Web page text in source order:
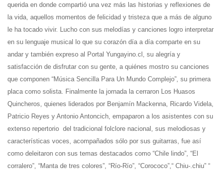
querida en donde compartió una vez más las historias y reflexiones de
la vida, aquellos momentos de felicidad y tristeza que a más de alguno
le ha tocado vivir. Lucho con sus melodías y canciones logro interpretar
en su lenguaje musical lo que su corazón día a día comparte en su
andar y también expreso al Portal Yungayino.cl, su alegría y
satisfacción de disfrutar con su gente, a quiénes mostro su canciones
que componen “Música Sencilla Para Un Mundo Complejo”, su primera
placa como solista. Finalmente la jornada la cerraron Los Huasos
Quincheros, quienes liderados por Benjamín Mackenna, Ricardo Videla,
Patricio Reyes y Antonio Antoncich, empaparon a los asistentes con su
extenso repertorio del tradicional folclore nacional, sus melodiosas y
características voces, acompañados sólo por sus guitarras, fue así
como deleitaron con sus temas destacados como “Chile lindo”, “El
corralero”, “Manta de tres colores”, “Río-Río”, “Corococo”,“ Chiu-.chiu” “